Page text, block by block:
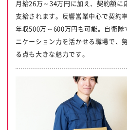
月給26万～34万円に加え、契約額に
支給されます。反響営業中心で契約
年収500万～600万円も可能。自衛隊
ニケーション力を活かせる職場で、
る点も大きな魅力です。